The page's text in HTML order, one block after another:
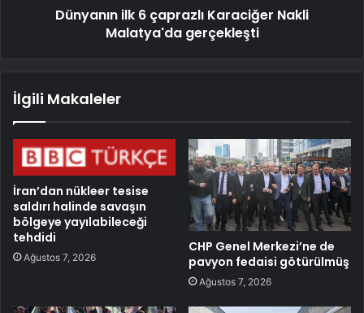
Dünyanın ilk 6 çaprazlı Karaciğer Nakli
Malatya'da gerçekleşti
İlgili Makaleler
İran’dan nükleer tesise
saldırı halinde savaşın
bölgeye yayılabileceği
tehdidi
Ağustos 7, 2026
CHP Genel Merkezi’ne de
pavyon fedaisi götürülmüş
Ağustos 7, 2026